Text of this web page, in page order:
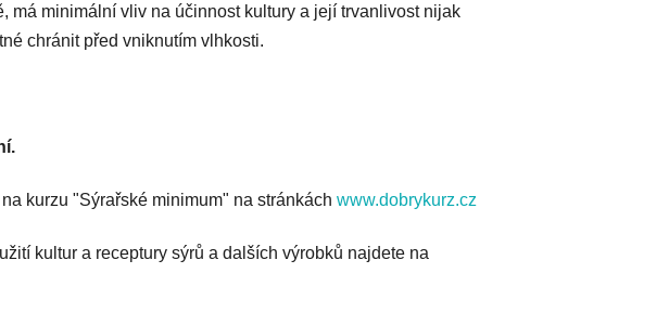
má minimální vliv na účinnost kultury a její trvanlivost nijak
chránit před vniknutím vlhkosti.
kurzu "Sýrařské minimum" na stránkách www.dobrykurz.cz
kultur a receptury sýrů a dalších výrobků najdete na